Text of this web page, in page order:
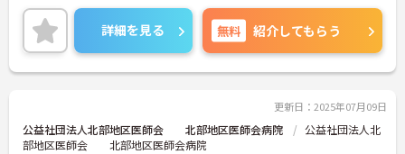
託児所完備で子育て中の方も安心です！
ご興味ある方には、面接のポイントなど、さらに詳
細をお話致しますのでお気軽にご相談ください。
詳細を見る 無料 紹介してもらう
更新日：2025年07月09日
公益社団法人北部地区医師会 北部地区医師会病院
公益社団法人北
部地区医師会 北部地区医師会病院